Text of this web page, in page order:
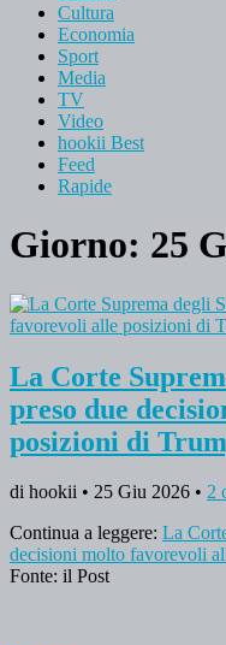
Cultura
Economia
Sport
Media
TV
Video
hookii Best
Feed
Rapide
Giorno: 25
La Corte
preso due
posizioni di
di hookii • 25 Giu 2026 • 2
Continua a leggere: La
decisioni molto favorevoli
Fonte: il Post